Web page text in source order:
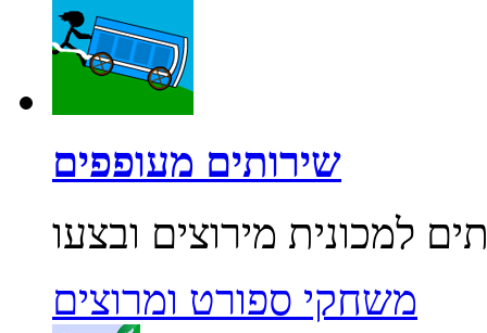
שירותים מעופפים
משחקי ספורט ומרוצים